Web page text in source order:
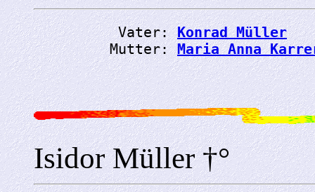
          Vater:
Konrad Müller
         Mutter:
Maria Anna
Isidor Müller †°